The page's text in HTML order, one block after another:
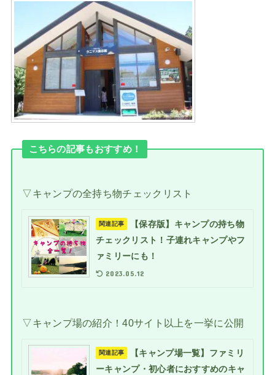
こちらの記事もおすすめ！
▽キャンプの全持ち物チェックリスト
関連記事
【保存版】キャンプの持ち物
チェックリスト！子連れキャンプやフ
ァミリーにも！
2023.05.12
▽キャンプ場の紹介！40サイト以上を一挙に公開
関連記事
【キャンプ場一覧】ファミリ
ーキャンプ・初心者におすすめのキャ